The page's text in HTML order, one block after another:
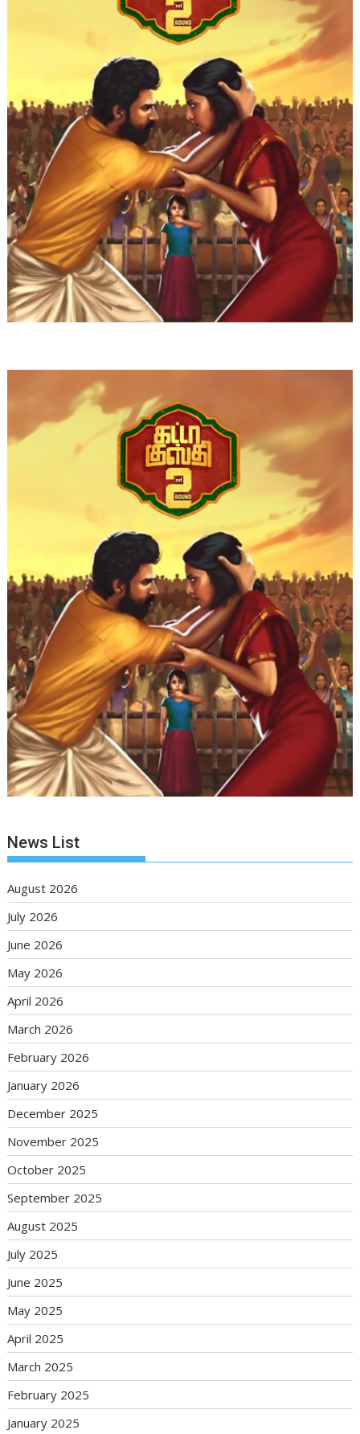
News List
August 2026
July 2026
June 2026
May 2026
April 2026
March 2026
February 2026
January 2026
December 2025
November 2025
October 2025
September 2025
August 2025
July 2025
June 2025
May 2025
April 2025
March 2025
February 2025
January 2025